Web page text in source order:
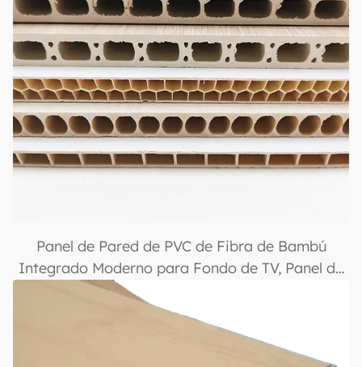
Panel de Pared de PVC de Fibra de Bambú
Integrado Moderno para Fondo de TV, Panel de
Pared de Paquete Duro para Techo Interior, Uso
en Hoteles